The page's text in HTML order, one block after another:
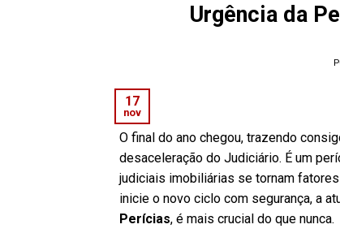
Urgência da
17
nov
O final do ano chegou, trazendo
desaceleração do Judiciário. É um
judiciais imobiliárias se tornam
inicie o novo ciclo com segurança, a
Perícias, é mais crucial do que nunca.